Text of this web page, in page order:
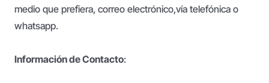
medio que prefiera, correo electrónico,vía telefónica o
whatsapp.
Información de Contacto: